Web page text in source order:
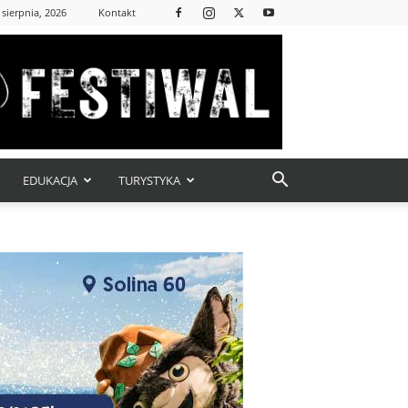
2026 Kontakt
EDUKACJA TURYSTYKA